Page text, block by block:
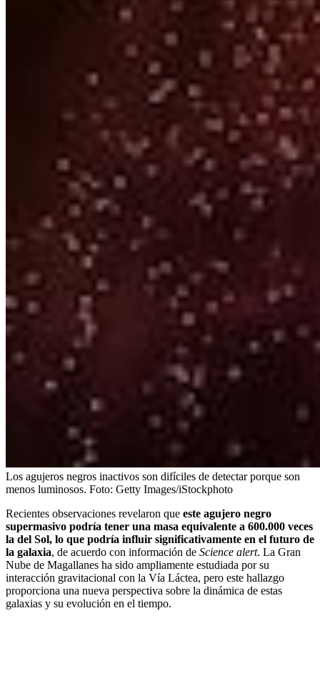
Los agujeros negros inactivos son difíciles de detectar porque son
menos luminosos. Foto: Getty Images/iStockphoto
Recientes observaciones revelaron que este agujero negro
supermasivo podría tener una masa equivalente a 600.000 veces
la del Sol, lo que podría influir significativamente en el futuro de
la galaxia, de acuerdo con información de Science alert. La Gran
Nube de Magallanes ha sido ampliamente estudiada por su
interacción gravitacional con la Vía Láctea, pero este hallazgo
proporciona una nueva perspectiva sobre la dinámica de estas
galaxias y su evolución en el tiempo.